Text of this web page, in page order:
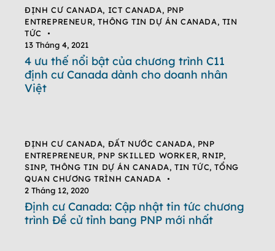
ĐỊNH CƯ CANADA, ICT CANADA, PNP
ENTREPRENEUR,THÔNG TIN DỰ ÁN CANADA, TIN
TỨC
13 Tháng 4, 2021
4 ưu thế nổi bật của chương trình C11
định cư Canada dành cho doanh nhân
Việt
ĐỊNH CƯ CANADA, ĐẤT NƯỚC CANADA, PNP
ENTREPRENEUR, PNP SKILLED WORKER, RNIP,
SINP, THÔNG TIN DỰ ÁN CANADA,TIN TỨC,TỔNG
QUAN CHƯƠNG TRÌNH CANADA
2 Tháng 12, 2020
Định cư Canada: Cập nhật tin tức chương
trình Đề cử tỉnh bang PNP mới nhất